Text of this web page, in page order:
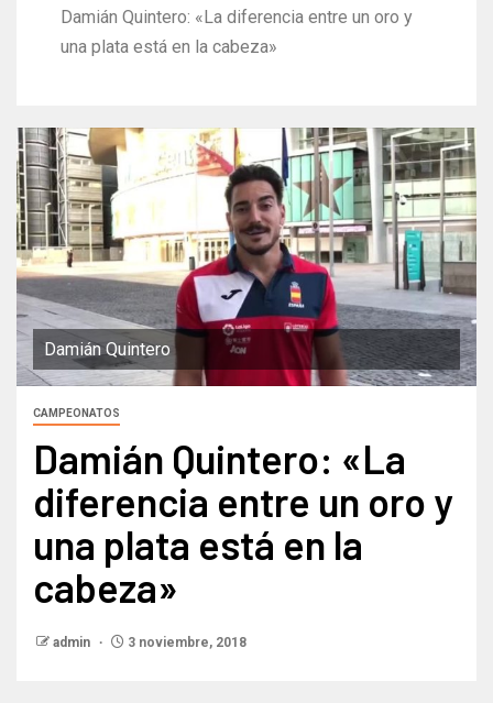
Damián Quintero: «La diferencia entre un oro y
una plata está en la cabeza»
Damián Quintero
CAMPEONATOS
Damián Quintero: «La
diferencia entre un oro y
una plata está en la
cabeza»
admin 3 noviembre, 2018